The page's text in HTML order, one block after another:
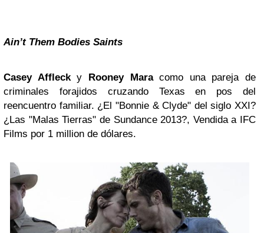
Ain’t Them Bodies Saints
Casey Afflecky Rooney Maracomo una pareja de
criminales forajidos cruzando Texas en pos del
reencuentro familiar. ¿El "Bonnie & Clyde" del siglo XXI?
¿Las "Malas Tierras" de Sundance 2013?, Vendida a IFC
Films por 1 million de dólares.